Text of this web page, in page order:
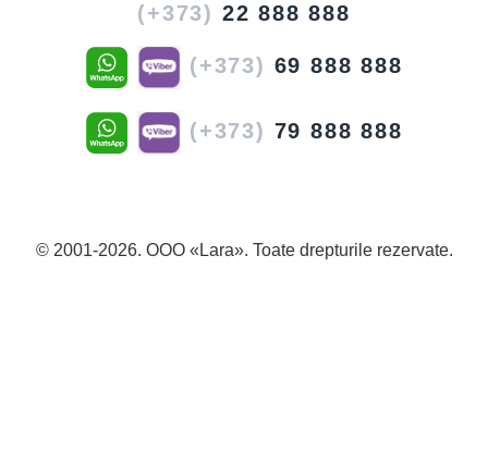
(+373) 22 888 888
(+373) 69 888 888
(+373) 79 888 888
© 2001-2026. OOO «Lara». Toate drepturile rezervate.